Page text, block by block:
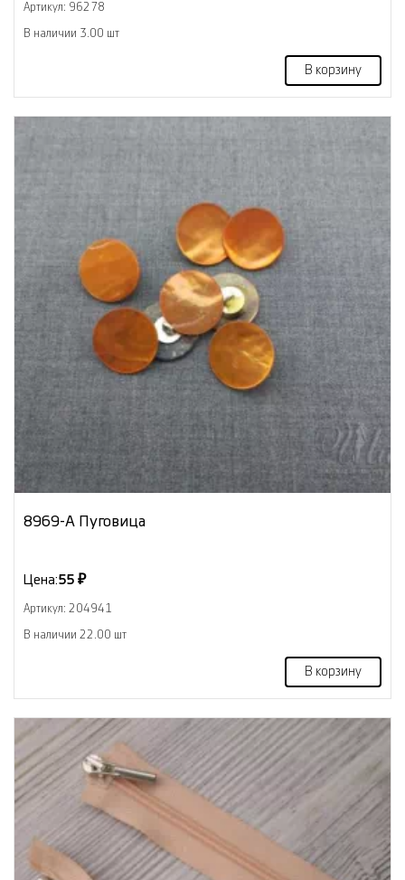
Артикул: 96278
В наличии 3.00 шт
В корзину
8969-А Пуговица
Цена:55 ₽
Артикул: 204941
В наличии 22.00 шт
В корзину